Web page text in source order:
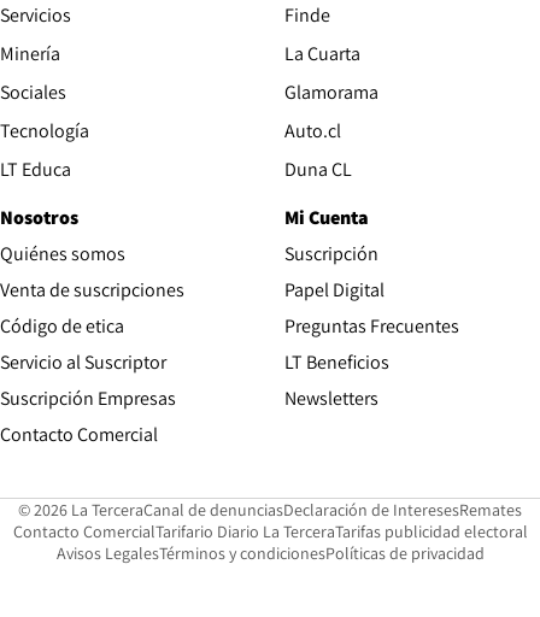
Servicios
Minería
Sociales
Tecnología
LT Educa
Finde
La Cuarta
Glamorama
Auto.cl
Duna CL
Nosotros
Quiénes somos
Venta de suscripciones
Código de etica Opens in new window
Servicio al Suscriptor
Suscripción Empresas
Contacto Comercial
Mi Cuenta
Suscripción
Papel Digital
Preguntas Frecuentes
LT Beneficios
Newsletters
© 2026 La TerceraCanal de denunciasOpens in new window
Declaración de InteresesOpens in
Remates
Contacto ComercialOpens in new window
Tarifario Diario La TerceraOpens in new window
Tarifas publicidad electoral
Avisos LegalesOpens in new window
Términos y condicionesPolíticas de privacidad